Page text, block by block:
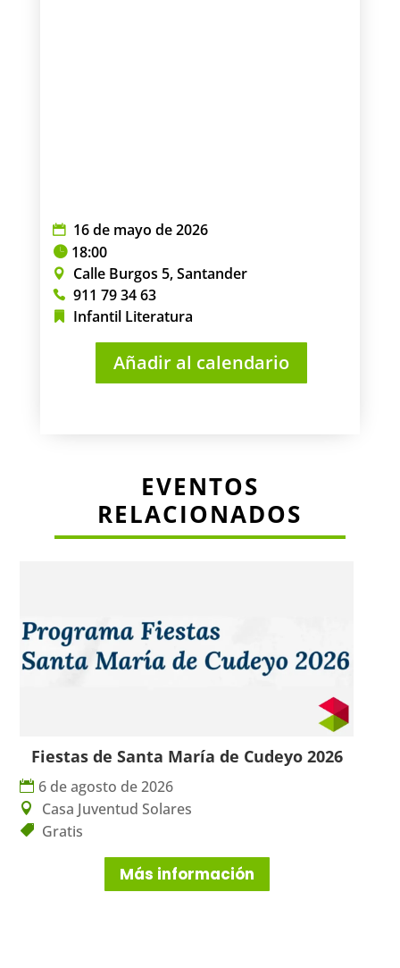
16 de mayo de 2026
18:00
Calle Burgos 5, Santander
911 79 34 63
Infantil Literatura
Añadir al calendario
EVENTOS
RELACIONADOS
Fiestas de Santa María de Cudeyo 2026
6 de agosto de 2026
Casa Juventud Solares
Gratis
Más información